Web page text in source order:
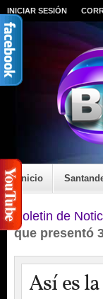
INICIAR SESIÓN
Inicio
Boletin de
que presentó
Así es